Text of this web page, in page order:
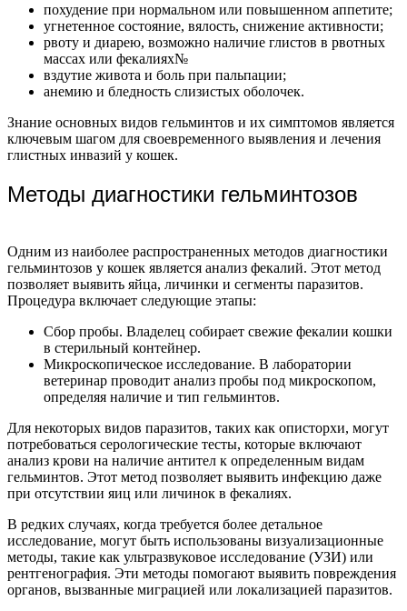
похудение при нормальном или повышенном аппетите;
угнетенное состояние, вялость, снижение активности;
рвоту и диарею, возможно наличие глистов в рвотных
массах или фекалиях№
вздутие живота и боль при пальпации;
анемию и бледность слизистых оболочек.
Знание основных видов гельминтов и их симптомов является
ключевым шагом для своевременного выявления и лечения
глистных инвазий у кошек.
Методы диагностики гельминтозов
Одним из наиболее распространенных методов диагностики
гельминтозов у кошек является анализ фекалий. Этот метод
позволяет выявить яйца, личинки и сегменты паразитов.
Процедура включает следующие этапы:
Сбор пробы. Владелец собирает свежие фекалии кошки
в стерильный контейнер.
Микроскопическое исследование. В лаборатории
ветеринар проводит анализ пробы под микроскопом,
определяя наличие и тип гельминтов.
Для некоторых видов паразитов, таких как описторхи, могут
потребоваться серологические тесты, которые включают
анализ крови на наличие антител к определенным видам
гельминтов. Этот метод позволяет выявить инфекцию даже
при отсутствии яиц или личинок в фекалиях.
В редких случаях, когда требуется более детальное
исследование, могут быть использованы визуализационные
методы, такие как ультразвуковое исследование (УЗИ) или
рентгенография. Эти методы помогают выявить повреждения
органов, вызванные миграцией или локализацией паразитов.